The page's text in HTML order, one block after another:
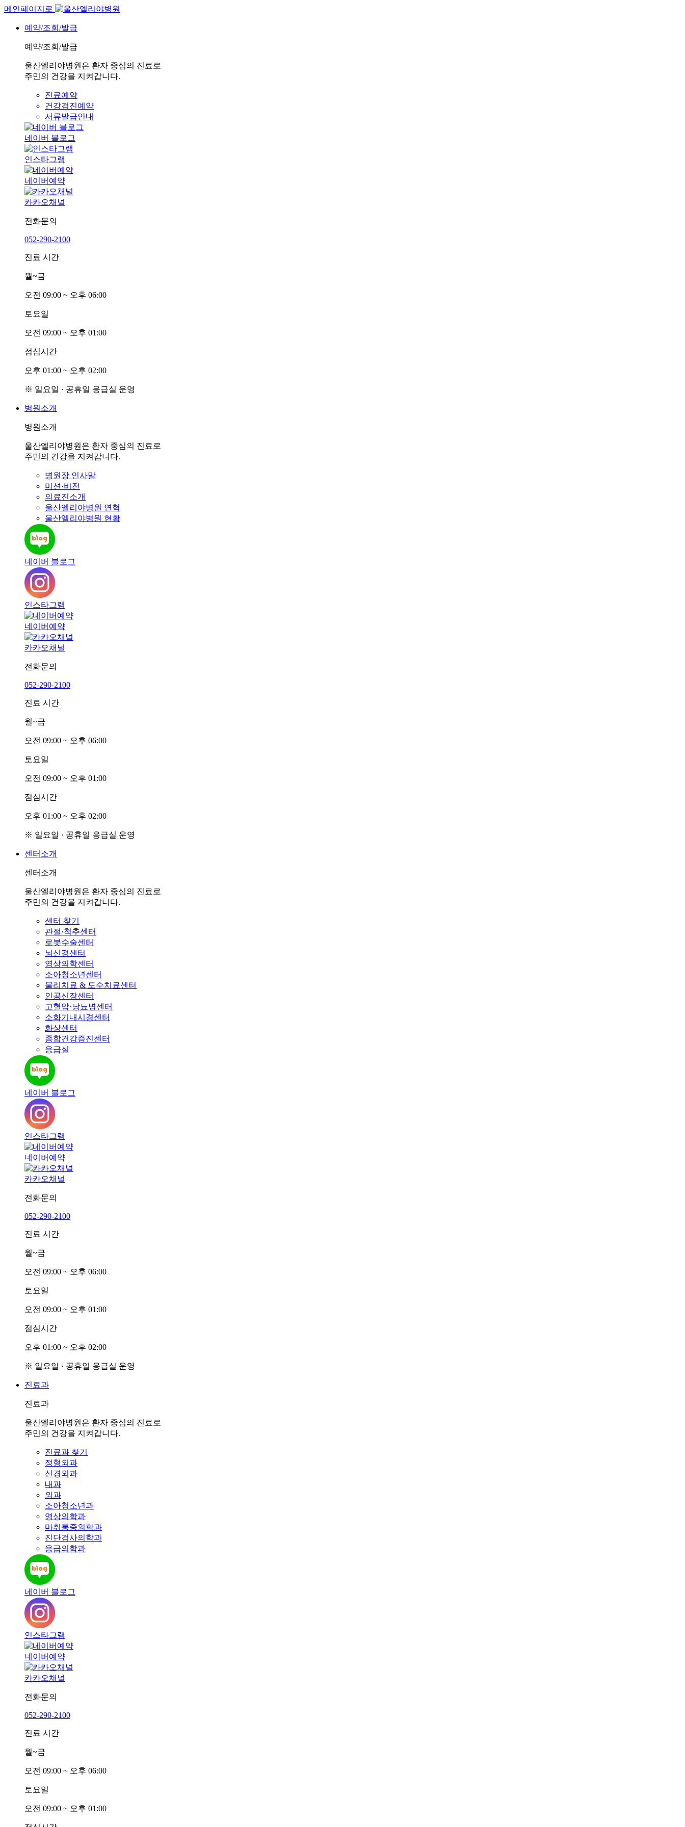
메인페이지로
예약/조회/발급
예약/조회/발급
울산엘리야병원은 환자 중심의 진료로
주민의 건강을 지켜갑니다.
진료예약
건강검진예약
서류발급안내
네이버 블로그
인스타그램
네이버예약
카카오채널
전화문의
052-290-2100
진료 시간
월~금
오전 09:00 ~ 오후 06:00
토요일
오전 09:00 ~ 오후 01:00
점심시간
오후 01:00 ~ 오후 02:00
※ 일요일 · 공휴일 응급실 운영
병원소개
병원소개
울산엘리야병원은 환자 중심의 진료로
주민의 건강을 지켜갑니다.
병원장 인사말
미션·비전
의료진소개
울산엘리야병원 연혁
울산엘리야병원 현황
네이버 블로그
인스타그램
네이버예약
카카오채널
전화문의
052-290-2100
진료 시간
월~금
오전 09:00 ~ 오후 06:00
토요일
오전 09:00 ~ 오후 01:00
점심시간
오후 01:00 ~ 오후 02:00
※ 일요일 · 공휴일 응급실 운영
센터소개
센터소개
울산엘리야병원은 환자 중심의 진료로
주민의 건강을 지켜갑니다.
센터 찾기
관절·척추센터
로봇수술센터
뇌신경센터
영상의학센터
소아청소년센터
물리치료 & 도수치료센터
인공신장센터
고혈압·당뇨병센터
소화기내시경센터
화상센터
종합건강증진센터
응급실
네이버 블로그
인스타그램
네이버예약
카카오채널
전화문의
052-290-2100
진료 시간
월~금
오전 09:00 ~ 오후 06:00
토요일
오전 09:00 ~ 오후 01:00
점심시간
오후 01:00 ~ 오후 02:00
※ 일요일 · 공휴일 응급실 운영
진료과
진료과
울산엘리야병원은 환자 중심의 진료로
주민의 건강을 지켜갑니다.
진료과 찾기
정형외과
신경외과
내과
외과
소아청소년과
영상의학과
마취통증의학과
진단검사의학과
응급의학과
네이버 블로그
인스타그램
네이버예약
카카오채널
전화문의
052-290-2100
진료 시간
월~금
오전 09:00 ~ 오후 06:00
토요일
오전 09:00 ~ 오후 01:00